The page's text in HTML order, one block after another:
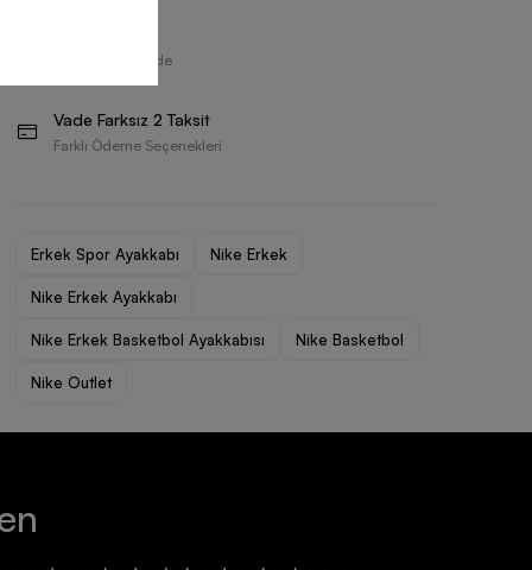
30 Gün İçerisinde
Vade Farksız 2 Taksit
Farklı Ödeme Seçenekleri
Erkek Spor Ayakkabı Nike Erkek
Nike Erkek Ayakkabı
Nike Erkek Basketbol Ayakkabısı Nike Basketbol
Nike Outlet